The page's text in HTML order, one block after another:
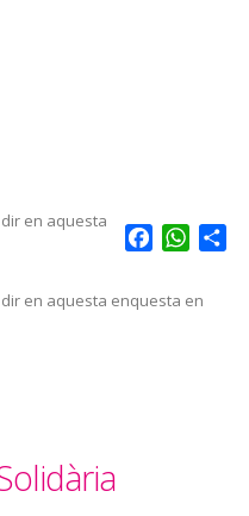
Facebook
en aquesta
en aquesta enquesta en